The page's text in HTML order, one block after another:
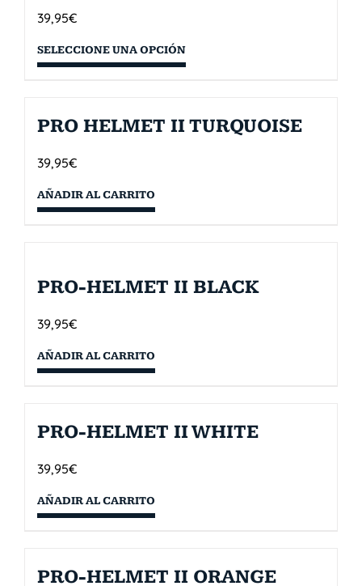
39,95€
SELECCIONE UNA OPCIÓN
PRO HELMET II TURQUOISE
39,95€
AÑADIR AL CARRITO
PRO-HELMET II BLACK
39,95€
AÑADIR AL CARRITO
PRO-HELMET II WHITE
39,95€
AÑADIR AL CARRITO
PRO-HELMET II ORANGE